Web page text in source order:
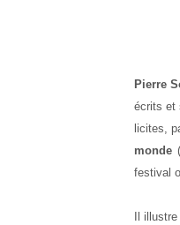
Pierre
écrits et
licites,
monde
festival
Il